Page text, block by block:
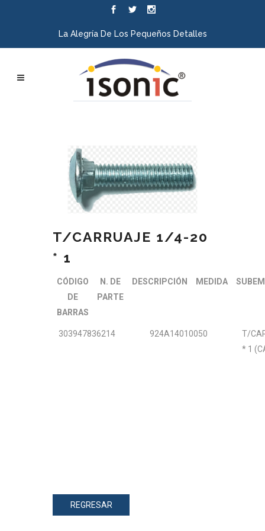
La Alegría De Los Pequeños Detalles
T/CARRUAJE 1/4-20
* 1
CÓDIGO
DE
BARRAS
N. DE
PARTE
DESCRIPCIÓN MEDIDA
303947836214 924A14010050
T/
* 1
REGRESAR